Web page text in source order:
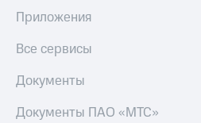
Приложения
Все сервисы
Документы
Документы ПАО «МТС»